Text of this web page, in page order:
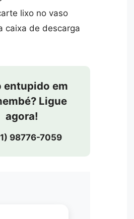
lixo no vaso
caixa de descarga
entupido em
Ligue
agora!
98776-7059